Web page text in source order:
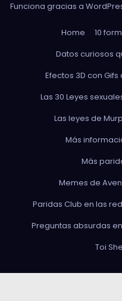
Funciona gracias a
Home
10
Datos curiosos
Efectos 3D con
Las 30 Leyes
Las leyes de
Más
Más
Memes de
Paridas Club en las
Preguntas absurdas
Toi